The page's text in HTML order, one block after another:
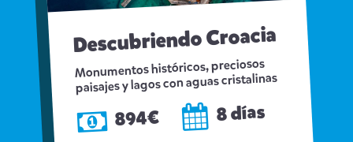
Descubriendo Croacia
Monumentos históricos, preciosos
paisajes y lagos con aguas cristalinas
894€ 8 días